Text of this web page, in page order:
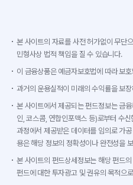
본 사이트의 자료를 사전 허가없이 무단
민형사상 법적 책임을 질 수 있습니다.
이 금융상품은 예금자보호법에 따라 보
과거의 운용실적이 미래의 수익률을 보
본 사이트에서 제공되는 펀드정보는 금
인, 코스콤, 연합인포맥스 등)로부터 수
과정에서 제공받은 데이터를 임의로 가
용은 해당 정보의 정확성이나 완전성을
본 사이트의 펀드상세정보는 해당 펀드
펀드에 대한 투자광고 및 권유의 목적으